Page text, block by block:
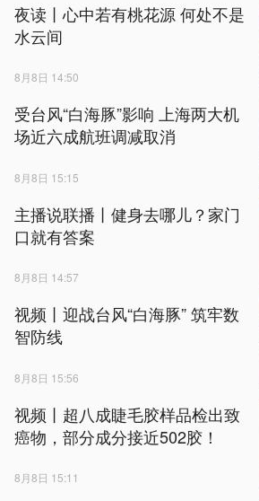
夜读丨心中若有桃花源 何处不是
水云间
8月8日 14:50
受台风“白海豚”影响 上海两大机
场近六成航班调减取消
8月8日 15:15
主播说联播丨健身去哪儿？家门
口就有答案
8月8日 14:57
视频丨迎战台风“白海豚” 筑牢数
智防线
8月8日 15:56
视频丨超八成睫毛胶样品检出致
癌物，部分成分接近502胶！
8月8日 15:11